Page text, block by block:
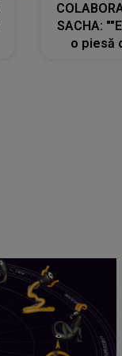
SACHA:
o piesă